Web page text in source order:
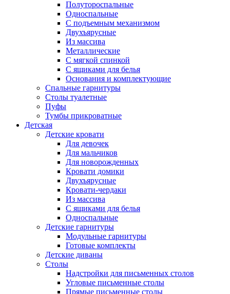
Полутороспальные
Односпальные
С подъемным механизмом
Двухъярусные
Из массива
Металлические
С мягкой спинкой
С ящиками для белья
Основания и комплектующие
Спальные гарнитуры
Столы туалетные
Пуфы
Тумбы прикроватные
Детская
Детские кровати
Для девочек
Для мальчиков
Для новорожденных
Кровати домики
Двухъярусные
Кровати-чердаки
Из массива
С ящиками для белья
Односпальные
Детские гарнитуры
Модульные гарнитуры
Готовые комплекты
Детские диваны
Столы
Надстройки для письменных столов
Угловые письменные столы
Прямые письменные столы